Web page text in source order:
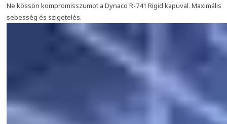
Ne kössön kompromisszumot a Dynaco R-741 Rigid kapuval. Maximális
sebesség és szigetelés.